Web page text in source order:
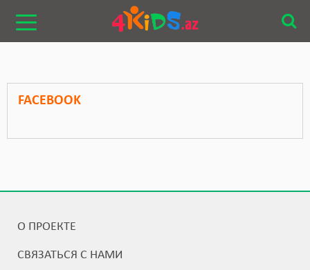
FACEBOOK
О ПРОЕКТЕ
СВЯЗАТЬСЯ С НАМИ